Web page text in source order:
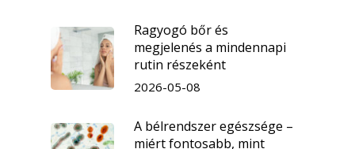
Ragyogó bőr és
megjelenés a mindennapi
rutin részeként
2026-05-08
A bélrendszer egészsége –
miért fontosabb, mint